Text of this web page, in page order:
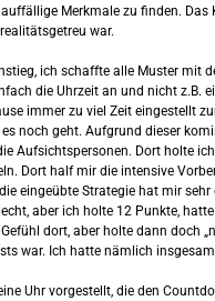
Merkmale zu finden.
war.
ich schaffte alle Muster
die Uhrzeit an und nicht
immer zu viel Zeit eingestellt
noch geht. Aufgrund dieser
Aufsichtspersonen. Dort holte
Dort half mir die intensive
eingeübte Strategie hat mir
aber ich holte 12 Punkte,
dort, aber holte dann
war. Ich hatte nämlich
Uhr vorgestellt, die den